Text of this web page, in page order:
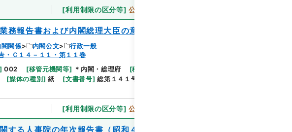
[利用制限の区分等] 公開
務報告書および内閣総理大臣の意見書の国会送付について
関係 内閣公文
行政一般
・Ｃ１４－１１・第１１巻
] 002 [移管元機関等] ＊内閣・総理府 [移管等年度
[媒体の種別 ] 紙 [文書番号] 総第１４１号
[利用制限の区分等] 公開
する人事院の年次報告書（昭和４１年）について